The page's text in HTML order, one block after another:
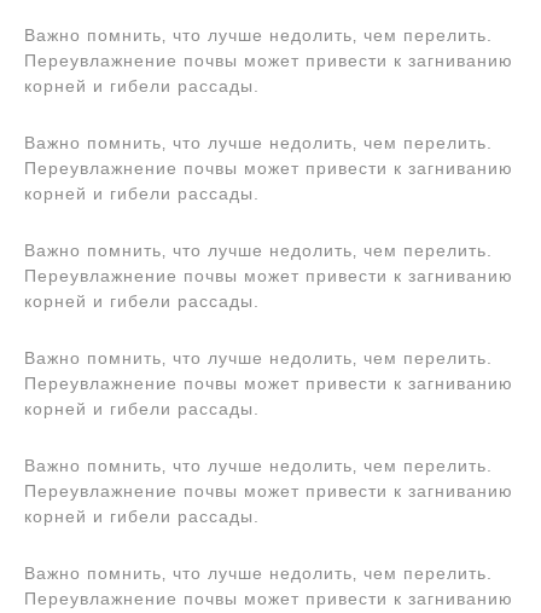
Важно помнить‚ что лучше недолить‚ чем перелить.
Переувлажнение почвы может привести к загниванию
корней и гибели рассады.
Важно помнить‚ что лучше недолить‚ чем перелить.
Переувлажнение почвы может привести к загниванию
корней и гибели рассады.
Важно помнить‚ что лучше недолить‚ чем перелить.
Переувлажнение почвы может привести к загниванию
корней и гибели рассады.
Важно помнить‚ что лучше недолить‚ чем перелить.
Переувлажнение почвы может привести к загниванию
корней и гибели рассады.
Важно помнить‚ что лучше недолить‚ чем перелить.
Переувлажнение почвы может привести к загниванию
корней и гибели рассады.
Важно помнить‚ что лучше недолить‚ чем перелить.
Переувлажнение почвы может привести к загниванию